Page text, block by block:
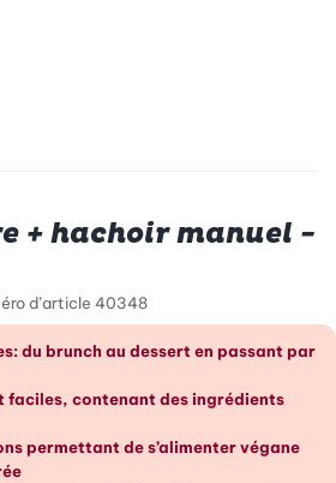
+ hachoir manuel -
d’article 40348
en un coup d’œil
du brunch au dessert en passant par
faciles, contenant des ingrédients
permettant de s’alimenter végane